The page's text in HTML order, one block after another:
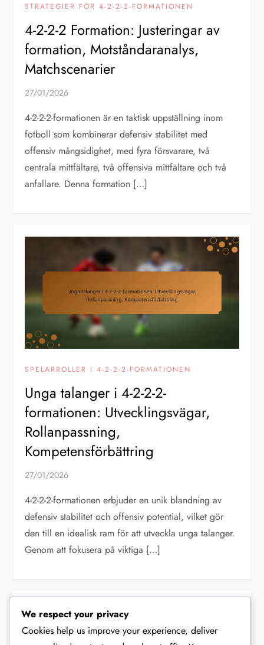
STRATEGIER FÖR 4-2-2-2-FORMATIONEN
4-2-2-2 Formation: Justeringar av
formation, Motståndaranalys,
Matchscenarier
27/01/2026
4-2-2-2-formationen är en taktisk uppställning inom
fotboll som kombinerar defensiv stabilitet med
offensiv mångsidighet, med fyra försvarare, två
centrala mittfältare, två offensiva mittfältare och två
anfallare. Denna formation […]
SPELARROLLER I 4-2-2-2-FORMATIONEN
Unga talanger i 4-2-2-2-
formationen: Utvecklingsvägar,
Rollanpassning,
Kompetensförbättring
27/01/2026
4-2-2-2-formationen erbjuder en unik blandning av
defensiv stabilitet och offensiv potential, vilket gör
den till en idealisk ram för att utveckla unga talanger.
Genom att fokusera på viktiga […]
We respect your privacy
Cookies help us improve your experience, deliver